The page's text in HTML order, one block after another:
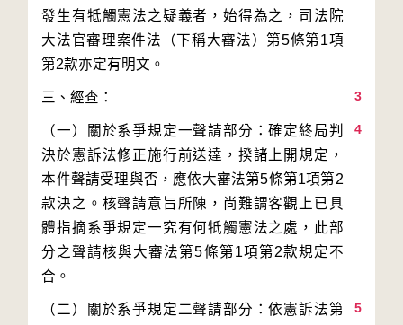
發生有牴觸憲法之疑義者，始得為之，司法院
大法官審理案件法（下稱大審法）第5條第1項
3
4
（一）關於系爭規定一聲請部分：確定終局判
決於憲訴法修正施行前送達，揆諸上開規定，
本件聲請受理與否，應依大審法第5條第1項第2
款決之。核聲請意旨所陳，尚難謂客觀上已具
體指摘系爭規定一究有何牴觸憲法之處，此部
分之聲請核與大審法第5條第1項第2款規定不
5
（二）關於系爭規定二聲請部分：依憲訴法第